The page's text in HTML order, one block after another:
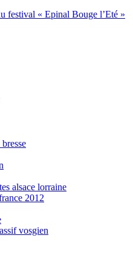
festival « Epinal Bouge l’Eté »
alsace lorraine
2012
vosgien